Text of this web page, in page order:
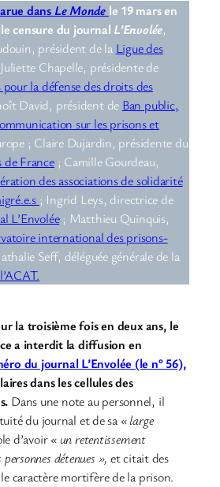
dans Le Monde le 19 mars en
censure du journal L’Envolée,
président de la Ligue des
Chapelle, présidente de
pour la défense des droits des
David, président de Ban public,
sur les prisons et
; Claire Dujardin, présidente du
de France; Camille Gourdeau,
des associations de solidarité
; Ingrid Leys, directrice de
L’Envolée; Matthieu Quinquis,
international des prisons-
Seff, déléguée générale de la
l’ACAT.
la troisième fois en deux ans, le
a interdit la diffusion en
du journal L’Envolée (le n° 56),
dans les cellules des
Dans une note au personnel, il
du journal et de sa « large
d’avoir« un retentissement
détenues », et citait des
caractère mortifère de la prison.